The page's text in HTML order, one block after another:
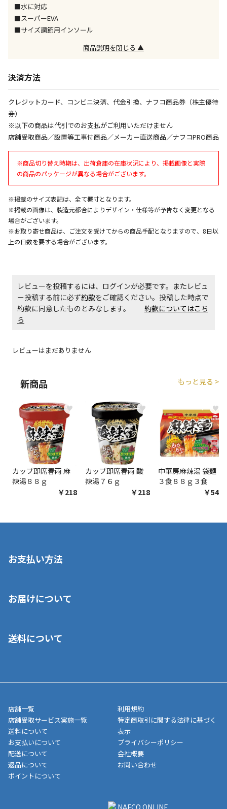
お見積商品です。金額・施工日はお打ち合わせの上、
決定となります。
エアコンの取付工事が必要な商品です。別途費用が発
生する場合がございます。
商品購入個数ごとに送料がかかる商品です
■水に対応
■スーパーEVA
■サイズ調節用インソール
商品説明を閉じる ▲
決済方法
クレジットカード、コンビニ決済、代金引換、ナフコ商品券（株主優待
券）
※以下の商品は代引でのお支払がご利用いただけません
店舗受取商品／設置等工事付商品／メーカー直送商品／ナフコPRO商品
※商品切り替え時期は、出荷倉庫の在庫状況により、掲載画像と実際
の商品のパッケージが異なる場合がございます。
※掲載のサイズ表記は、全て概寸となります。
※掲載の画像は、製造元都合によりデザイン・仕様等が予告なく変更となる
場合がございます。
※お取り寄せ商品は、ご注文を受けてからの商品手配となりますので、8日以
上の日数を要する場合がございます。
レビューを投稿するには、ログインが必要です。またレビュ
ー投稿する前に必ず約款をご確認ください。投稿した時点で
約款に同意したものとみなします。 約款についてはこち
ら
レビューはまだありません
新商品 もっと見る >
♥
カップ即席春雨 麻
辣湯８８ｇ
￥218
♥
カップ即席春雨 酸
辣湯７６ｇ
￥218
♥
中華房麻辣湯 袋麺
３食８８ｇ３食
￥548
お支払い方法
いいただくことはできません。ご了承ください。
■代金引換(代引)※手数料がかかります
■商品によっては一部決済方法が使用できない場合がございま
す。
お届けについて
ご注文が確認出来次第、1～4営業日に発送いたします。「お取り
業日にてお引渡しとなります。(離島などの場合、例外もあります)
メーカー直送品など一部商品については、その他商品との購入に
制限がかかる場合がございます。また発送日についても、通常と
異なる場合がございます。対象商品の説明ページをご確認くださ
い。
■店舗受取をご選択いただいた場合
ご注文が確認出来次第、お受取される店舗在庫を使用してご準備
をさせていただきます。店舗に在庫がない場合は店舗よりお取り
いただく場合がございます。店舗準備でのお渡しとなる為、商品
送料について
店舗一覧
店舗受取サービス実施一覧
送料について
お支払いについて
配送について
返品について
ポイントについて
利用規約
特定商取引に関する法律に基づく
表示
プライバシーポリシー
会社概要
お問い合わせ